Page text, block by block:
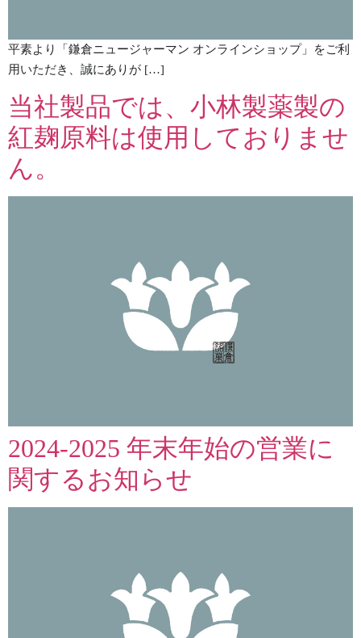
平素より「鎌倉ニュージャーマン オンラインショップ」をご利
用いただき、誠にありが […]
当社製品では、小林製薬製の
紅麹原料は使用しておりませ
ん。
2024-2025 年末年始の営業に
関するお知らせ